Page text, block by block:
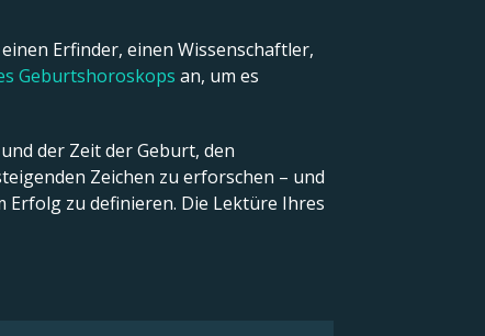
Erfinder, einen Wissenschaftler,
Geburtshoroskops an, um es
der Zeit der Geburt, den
Zeichen zu erforschen – und
zu definieren. Die Lektüre Ihres